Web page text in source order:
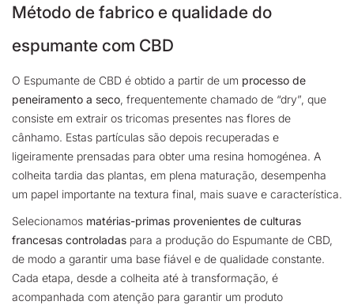
Método de fabrico e qualidade do
espumante com CBD
O Espumante de CBD é obtido a partir de um processo de
peneiramento a seco, frequentemente chamado de “dry”, que
consiste em extrair os tricomas presentes nas flores de
cânhamo. Estas partículas são depois recuperadas e
ligeiramente prensadas para obter uma resina homogénea. A
colheita tardia das plantas, em plena maturação, desempenha
um papel importante na textura final, mais suave e característica.
Selecionamos matérias-primas provenientes de culturas
francesas controladas para a produção do Espumante de CBD,
de modo a garantir uma base fiável e de qualidade constante.
Cada etapa, desde a colheita até à transformação, é
acompanhada com atenção para garantir um produto